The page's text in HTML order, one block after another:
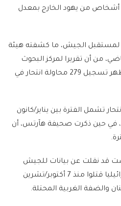
أشخاص من يهود الخارج بمعدل
لمستقبل الجيش، ما كشفته هيئة
من أن تقريرا لمركز البحوث
والمعلومات في الكنيست أظهر تسجيل 279 محاولة انتحار في
تشمل الفترة بين يناير/كانون
الثاني 2024 ويوليو/تموز 2025، في حين ذكرت صحيفة هآرتس، أن
قد نقلت عن بيانات للجيش
الإسرائيلي، أن 1152 جنديا إسرائيليا قتلوا منذ 7 أكتوبر/تشرين